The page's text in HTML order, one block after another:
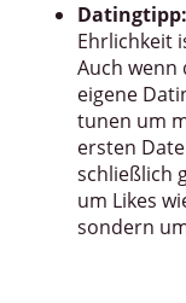
Ehrlichkeit
Auch wenn
eigene
tunen um
ersten
schließlich
um Likes
sondern